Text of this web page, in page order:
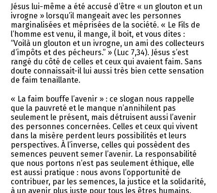
Jésus lui-même a été accusé d’être « un glouton et un
ivrogne » lorsqu’il mangeait avec les personnes
marginalisées et méprisées de la société. « Le Fils de
l’homme est venu, il mange, il boit, et vous dites :
“Voilà un glouton et un ivrogne, un ami des collecteurs
d’impôts et des pécheurs.” » (Luc 7,34). Jésus s’est
rangé du côté de celles et ceux qui avaient faim. Sans
doute connaissait-il lui aussi très bien cette sensation
de faim tenaillante.
« La faim bouffe l’avenir » : ce slogan nous rappelle
que la pauvreté et le manque n’annihilent pas
seulement le présent, mais détruisent aussi l’avenir
des personnes concernées. Celles et ceux qui vivent
dans la misère perdent leurs possibilités et leurs
perspectives. À l’inverse, celles qui possèdent des
semences peuvent semer l’avenir. La responsabilité
que nous portons n’est pas seulement éthique, elle
est aussi pratique : nous avons l’opportunité de
contribuer, par les semences, la justice et la solidarité,
à un avenir plus juste pour tous les êtres humains.